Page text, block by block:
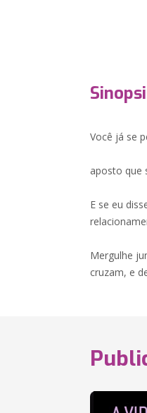
Você já se
aposto que
E se eu
Mergulhe
cruzam, e